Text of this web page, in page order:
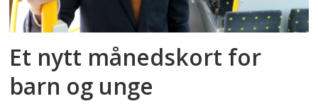
Et nytt månedskort for
barn og unge